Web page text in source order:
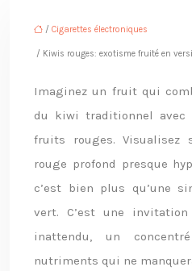
/ Cigarettes électroniques
/ Kiwis rouges: exotisme fruité en
Imaginez un fruit qui
du kiwi traditionnel avec
fruits rouges. Visualisez
rouge profond presque
c’est bien plus qu’une
vert. C’est une
inattendu, un
nutriments qui ne